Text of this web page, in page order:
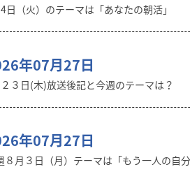
日（火）のテーマは「あなたの朝活」
年07月27日
３日(木)放送後記と今週のテーマは？
年07月27日
８月３日（月）テーマは「もう一人の自